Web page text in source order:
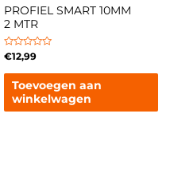
PROFIEL SMART 10MM
2 MTR
Gewaardeerd
uit
€12,99
Toevoegen aan
winkelwagen